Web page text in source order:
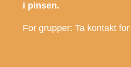
i pinsen.
For grupper: Ta kontakt